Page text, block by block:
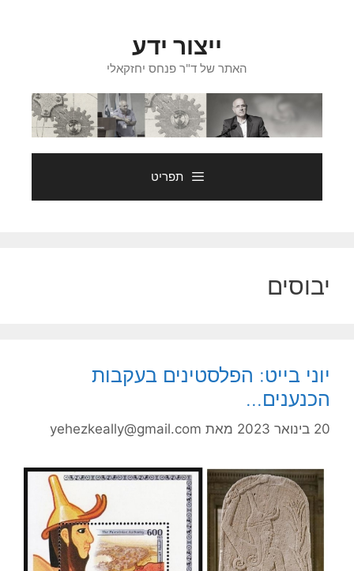
ייצור ידע
האתר של ד"ר פנחס יחזקאלי
תפריט
יבוסים
יוני בייט: הפלסטינים בעקבות
הכנענים…
20 בינואר 2023 מאת yehezkeally@gmail.com